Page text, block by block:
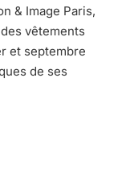
& Image Paris,
vêtements
et septembre
de ses